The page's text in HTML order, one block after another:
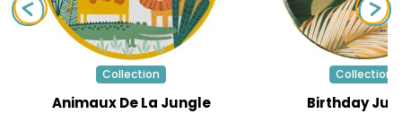
Collection
Animaux De La Jungle
Collection
Birthday